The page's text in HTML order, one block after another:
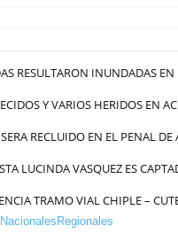
RESULTARON INUNDADAS
Y VARIOS HERIDOS EN
RECLUIDO EN EL PENAL
LUCINDA VASQUEZ ES
TRAMO VIAL CHIPLE –
Nacionales Regionales